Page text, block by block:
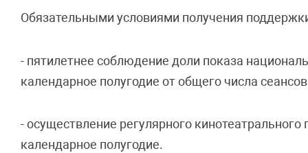
Обязательными условиями получения
- пятилетнее соблюдение доли показа
календарное полугодие от общего числа
- осуществление регулярного
календарное полугодие.